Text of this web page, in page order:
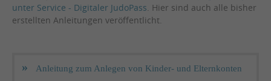
unter Service - Digitaler JudoPass. Hier sind auch alle bisher
erstellten Anleitungen veröffentlicht.
Anleitung zum Anlegen von Kinder- und Elternkonten